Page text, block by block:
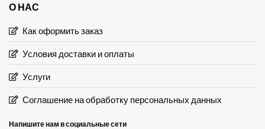
О НАС
Как оформить заказ
Условия доставки и оплаты
Услуги
Соглашение на обработку персональных данных
Напишите нам в социальные сети